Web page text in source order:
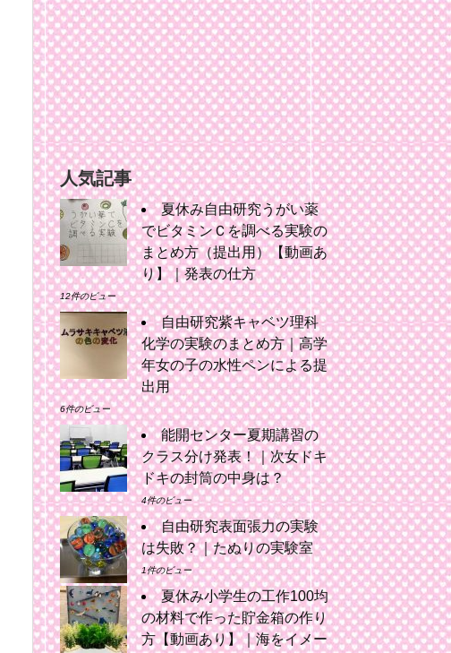
人気記事
夏休み自由研究うがい薬
でビタミンＣを調べる実験の
まとめ方（提出用）【動画あ
り】｜発表の仕方
12件のビュー
自由研究紫キャベツ理科
化学の実験のまとめ方｜高学
年女の子の水性ペンによる提
出用
6件のビュー
能開センター夏期講習の
クラス分け発表！｜次女ドキ
ドキの封筒の中身は？
4件のビュー
自由研究表面張力の実験
は失敗？｜たぬりの実験室
1件のビュー
夏休み小学生の工作100均
の材料で作った貯金箱の作り
方【動画あり】｜海をイメー